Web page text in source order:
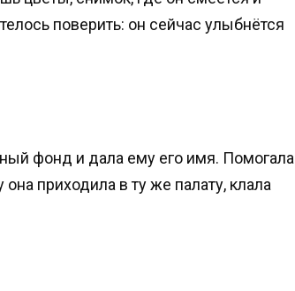
поверить: он сейчас улыбнётся
фонд и дала ему его имя. Помогала
приходила в ту же палату, клала